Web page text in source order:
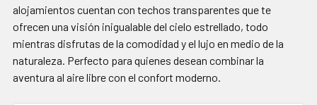
alojamientos cuentan con techos transparentes que te
ofrecen una visión inigualable del cielo estrellado, todo
mientras disfrutas de la comodidad y el lujo en medio de la
naturaleza. Perfecto para quienes desean combinar la
aventura al aire libre con el confort moderno.